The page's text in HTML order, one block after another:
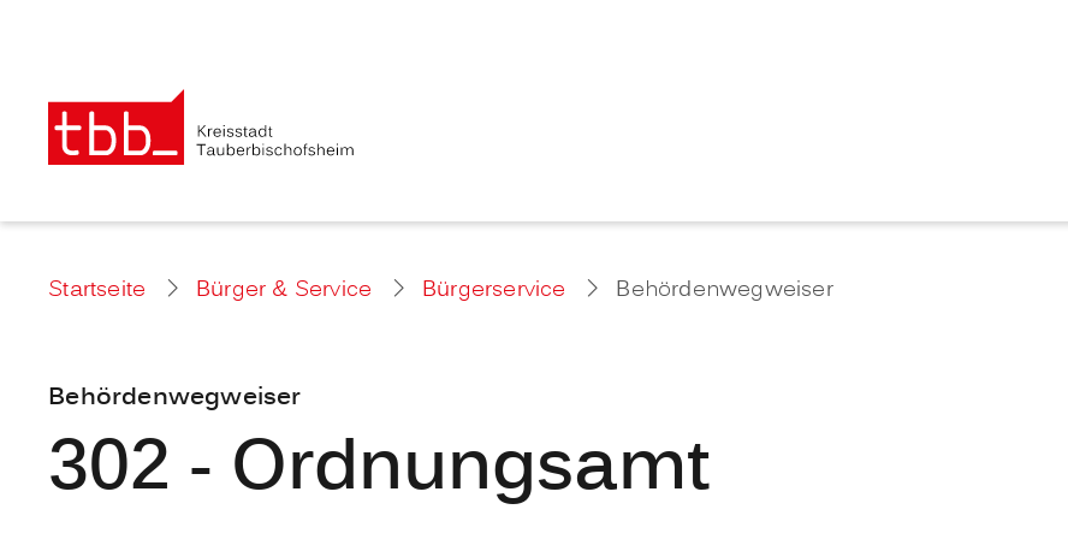
Startseite Bürger & Service Bürgerservice Behördenwegweiser
Behördenwegweiser
302 - Ordnungsamt